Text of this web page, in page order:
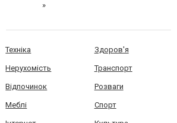
»
Техніка Здоров'я
Нерухомість Транспорт
Відпочинок Розваги
Меблі Спорт